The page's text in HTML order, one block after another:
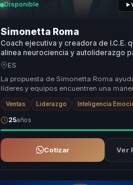
Disponible
Simonetta Roma
Coach ejecutiva y creadora de I.C.E.
alinea neurociencia y autoliderazgo
líderes y organizaciones más
ES
La propuesta de Simonetta Roma
líderes y equipos encuentren una
propia y efectiva de influir, comunicar y
decidir....
Ventas Liderazgo Inteligencia
25años
Cotizar Ver